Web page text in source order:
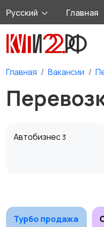
Русский Главная
Главная Вакансии
Автобизнес 3
Турбо продажа